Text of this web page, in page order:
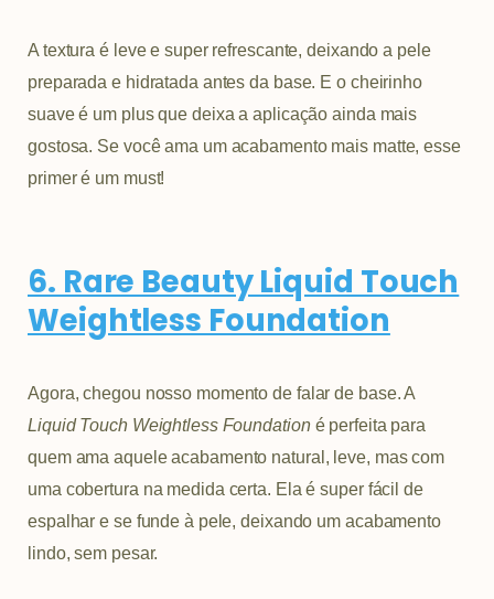
A textura é leve e super refrescante, deixando a pele
preparada e hidratada antes da base. E o cheirinho
suave é um plus que deixa a aplicação ainda mais
gostosa. Se você ama um acabamento mais matte, esse
primer é um must!
6. Rare Beauty Liquid Touch
Weightless Foundation
Agora, chegou nosso momento de falar de base. A
Liquid Touch Weightless Foundationé perfeita para
quem ama aquele acabamento natural, leve, mas com
uma cobertura na medida certa. Ela é super fácil de
espalhar e se funde à pele, deixando um acabamento
lindo, sem pesar.